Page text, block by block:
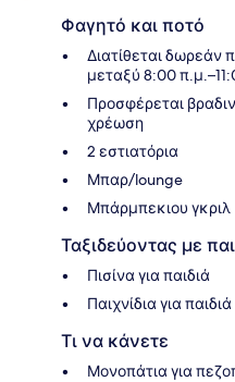
Φαγητό και ποτό
Διατίθεται δωρεάν
μεταξύ 8:00
Προσφέρεται
χρέωση
2 εστιατόρια
Μπαρ/lounge
Μπάρμπεκιου γκριλ
Ταξιδεύοντας με
Πισίνα για παιδιά
Παιχνίδια για παιδιά
Τι να κάνετε
Μονοπάτια για